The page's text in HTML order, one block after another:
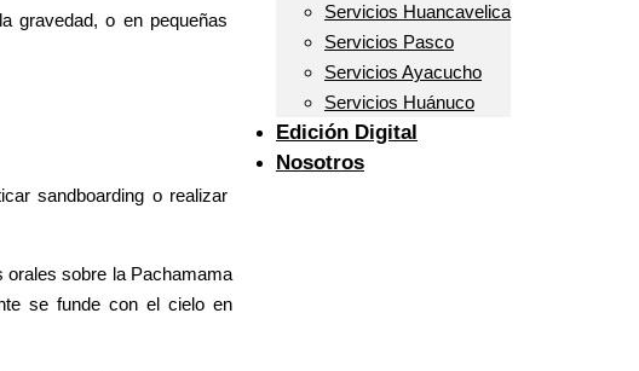
Servicios Huancavelica
Servicios Pasco
Servicios Ayacucho
Servicios Huánuco
Edición Digital
Nosotros
gravedad, o en pequeñas
sandboarding o realizar
orales sobre la Pachamama
se funde con el cielo en